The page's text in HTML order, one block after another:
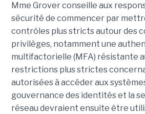
Mme Grover conseille aux
sécurité de commencer par
contrôles plus stricts autour des
privilèges, notamment une
multifactorielle (MFA) résistante
restrictions plus strictes
autorisées à accéder aux
gouvernance des identités et la
réseau devraient ensuite être